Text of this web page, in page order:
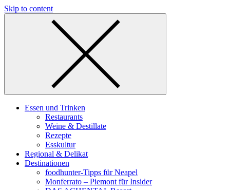
Skip to content
Essen und Trinken
Restaurants
Weine & Destillate
Rezepte
Esskultur
Regional & Delikat
Destinationen
foodhunter-Tipps für Neapel
Monferrato – Piemont für Insider